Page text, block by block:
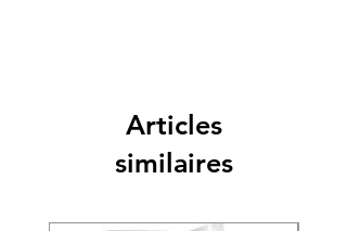
Articles
similaires